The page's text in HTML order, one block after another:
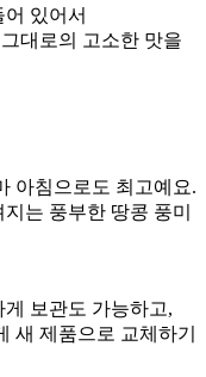
있어서
대로의 고소한 맛을
아침으로도 최고예요.
는 풍부한 땅콩 풍미
보관도 가능하고,
새 제품으로 교체하기